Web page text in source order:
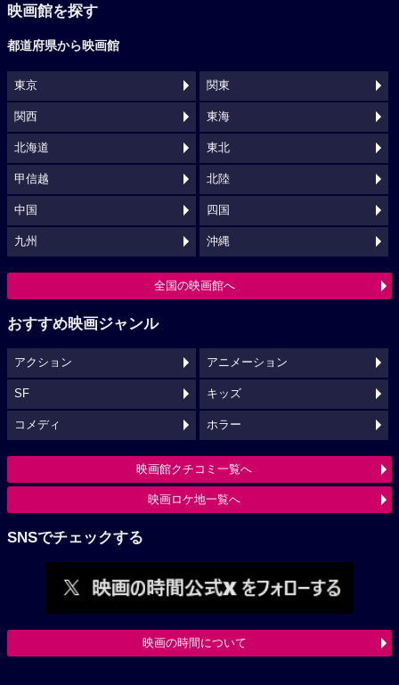
映画館を探す
都道府県から映画館
東京 関東
関西 東海
北海道 東北
甲信越 北陸
中国 四国
九州 沖縄
全国の映画館へ
おすすめ映画ジャンル
アクション アニメーション
SF キッズ
コメディ ホラー
映画館クチコミ一覧へ
映画ロケ地一覧へ
SNSでチェックする
映画の時間について